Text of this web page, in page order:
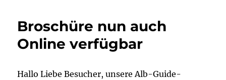
Broschüre nun auch
Online verfügbar
Hallo Liebe Besucher, unsere Alb-Guide-